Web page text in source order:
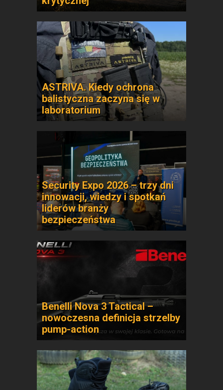
ASTRIVA. Kiedy ochrona
balistyczna zaczyna się w
laboratorium
Security Expo 2026 – trzy dni
innowacji, wiedzy i spotkań
liderów branży
bezpieczeństwa
Benelli Nova 3 Tactical –
nowoczesna definicja strzelby
pump-action